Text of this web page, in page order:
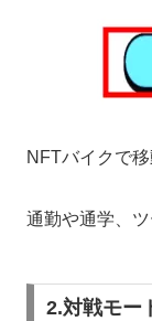
NFTバイクで
通勤や通学、
2.対戦モー